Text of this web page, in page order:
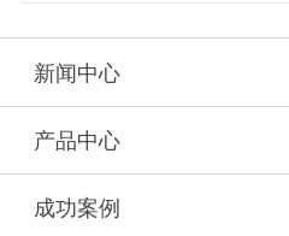
新闻中心
产品中心
成功案例